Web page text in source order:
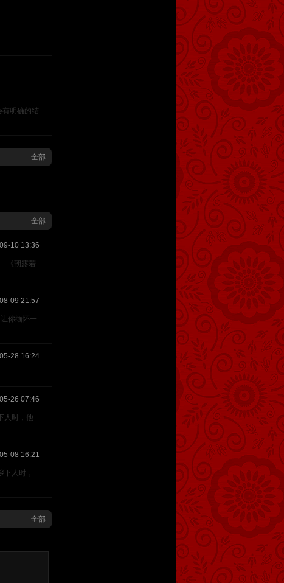
有明确的结
全部
全部
09-10 13:36
朝露若
08-09 21:57
你缅怀一
05-28 16:24
05-26 07:46
人时，他
05-08 16:21
人时，
全部